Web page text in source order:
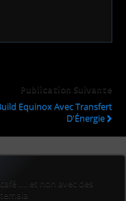
Publication Suivante
Equinox Avec Transfert
D'Énergie
…. et non avec des